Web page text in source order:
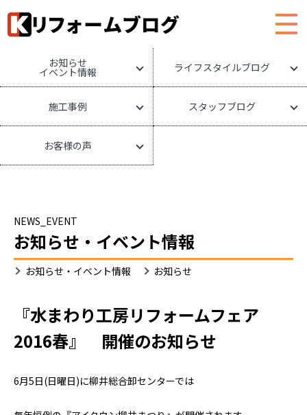
お知らせ
イベント情報 ライフスタイルブログ
施工事例 スタッフブログ
お客様の声
NEWS_EVENT
お知らせ・イベント情報
お
知 お知らせ・イベント情報 お知らせ
『水まわり工房リフォームフェア
2016春』 開催のお知らせ
6月5日(日曜日)に柳井総合卸センターでは